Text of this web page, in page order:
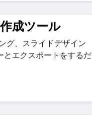
成ツール
グ、スライドデザイン
とエクスポートをするだ